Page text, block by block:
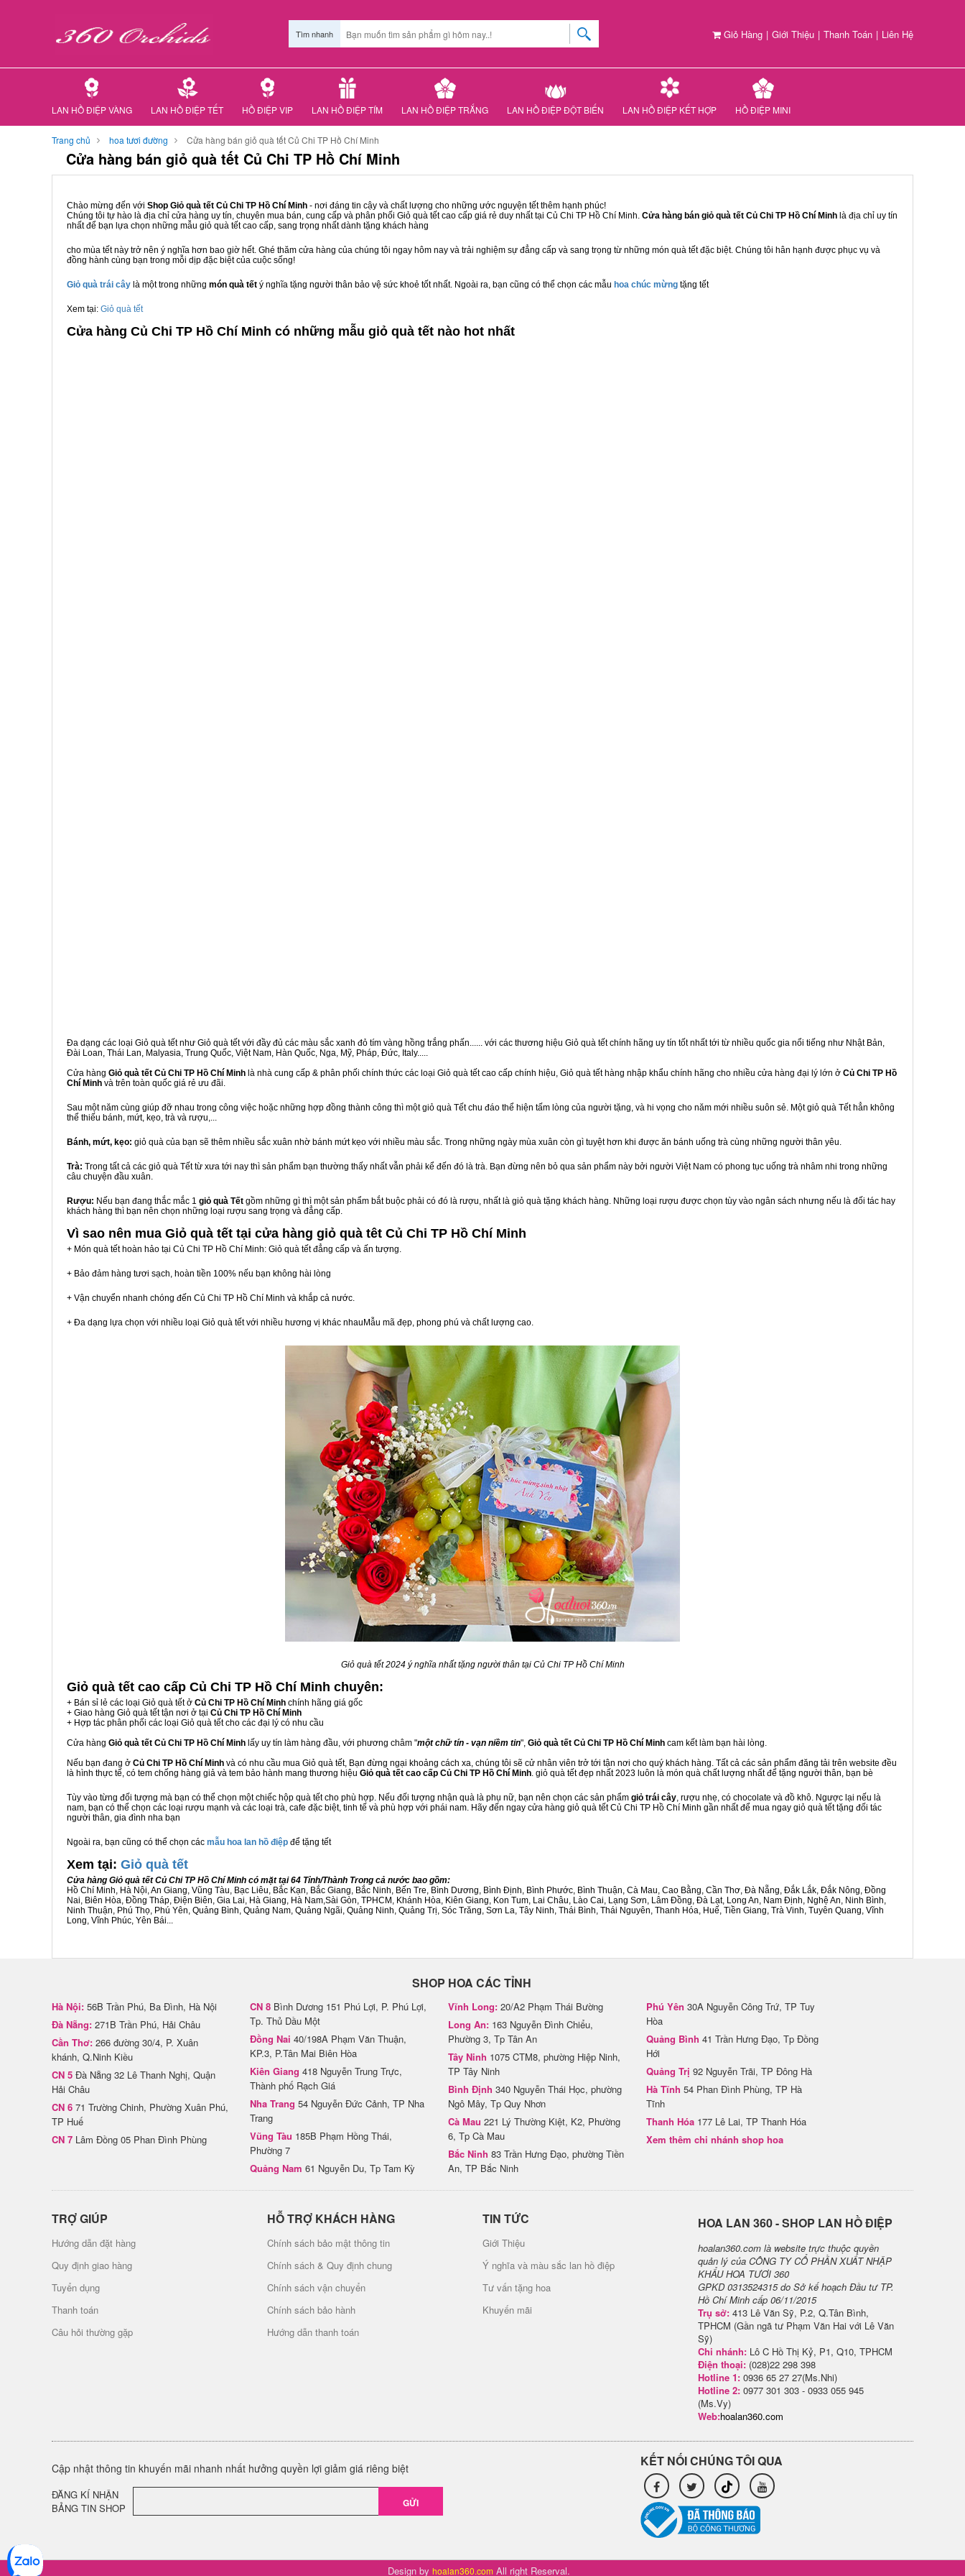
Giỏ Hàng | Giới Thiệu | Thanh Toán | Liên Hệ
Tìm nhanh
LAN HỒ ĐIỆP VÀNG LAN HỒ ĐIỆP TẾT HỒ ĐIỆP VIP LAN HỒ ĐIỆP TÍM LAN HỒ ĐIỆP TRẮNG LAN HỒ ĐIỆP ĐỘT BIẾN LAN HỒ ĐIỆP KẾT HỢP HỒ ĐIỆP MINI
Trang chủ hoa tươi đường Cửa hàng bán giỏ quà tết Củ Chi TP Hồ Chí Minh
Cửa hàng bán giỏ quà tết Củ Chi TP Hồ Chí Minh
Chào mừng đến với Shop Giỏ quà tết Củ Chi TP Hồ Chí Minh - nơi đáng tin cậy và chất lượng cho những ước nguyện tết thêm hạnh phúc!
Chúng tôi tự hào là địa chỉ cửa hàng uy tín, chuyên mua bán, cung cấp và phân phối Giỏ quà tết cao cấp giá rẻ duy nhất tại Củ Chi TP Hồ Chí Minh. Cửa hàng bán giỏ quà tết Củ Chi TP Hồ Chí Minh là địa chỉ uy tín
nhất để bạn lựa chọn những mẫu giỏ quà tết cao cấp, sang trọng nhất dành tặng khách hàng
cho mùa tết này trở nên ý nghĩa hơn bao giờ hết. Ghé thăm cửa hàng của chúng tôi ngay hôm nay và trải nghiệm sự đẳng cấp và sang trọng từ những món quà tết đặc biệt. Chúng tôi hân hạnh được phục vụ và
đồng hành cùng bạn trong mỗi dịp đặc biệt của cuộc sống!
Giỏ quà trái cây là một trong những món quà tết ý nghĩa tặng người thân bảo vệ sức khoẻ tốt nhất. Ngoài ra, bạn cũng có thể chọn các mẫu hoa chúc mừng tặng tết
Xem tại: Giỏ quà tết
Cửa hàng Củ Chi TP Hồ Chí Minh có những mẫu giỏ quà tết nào hot nhất
Đa dạng các loại Giỏ quà tết như Giỏ quà tết với đầy đủ các màu sắc xanh đỏ tím vàng hồng trắng phấn...... với các thương hiệu Giỏ quà tết chính hãng uy tín tốt nhất tới từ nhiều quốc gia nổi tiếng như Nhật Bản,
Đài Loan, Thái Lan, Malyasia, Trung Quốc, Việt Nam, Hàn Quốc, Nga, Mỹ, Pháp, Đức, Italy.....
Cửa hàng Giỏ quà tết Củ Chi TP Hồ Chí Minh là nhà cung cấp & phân phối chính thức các loại Giỏ quà tết cao cấp chính hiệu, Giỏ quà tết hàng nhập khẩu chính hãng cho nhiều cửa hàng đại lý lớn ở Củ Chi TP Hồ
Chí Minh và trên toàn quốc giá rẻ ưu đãi.
Sau một năm cùng giúp đỡ nhau trong công việc hoặc những hợp đồng thành công thì một giỏ quà Tết chu đáo thể hiện tấm lòng của người tặng, và hi vọng cho năm mới nhiều suôn sẻ. Một giỏ quà Tết hẳn không
thể thiếu bánh, mứt, kẹo, trà và rượu,...
Bánh, mứt, kẹo: giỏ quà của bạn sẽ thêm nhiều sắc xuân nhờ bánh mứt kẹo với nhiều màu sắc. Trong những ngày mùa xuân còn gì tuyệt hơn khi được ăn bánh uống trà cùng những người thân yêu.
Trà: Trong tất cả các giỏ quà Tết từ xưa tới nay thì sản phẩm bạn thường thấy nhất vẫn phải kể đến đó là trà. Bạn đừng nên bỏ qua sản phẩm này bởi người Việt Nam có phong tục uống trà nhâm nhi trong những
câu chuyện đầu xuân.
Rượu: Nếu bạn đang thắc mắc 1 giỏ quà Tết gồm những gì thì một sản phẩm bắt buộc phải có đó là rượu, nhất là giỏ quà tặng khách hàng. Những loại rượu được chọn tùy vào ngân sách nhưng nếu là đối tác hay
khách hàng thì bạn nên chọn những loại rượu sang trọng và đẳng cấp.
Vì sao nên mua Giỏ quà tết tại cửa hàng giỏ quà têt Củ Chi TP Hồ Chí Minh
+ Món quà tết hoàn hảo tại Củ Chi TP Hồ Chí Minh: Giỏ quà tết đẳng cấp và ấn tượng.
+ Bảo đảm hàng tươi sạch, hoàn tiền 100% nếu bạn không hài lòng
+ Vận chuyển nhanh chóng đến Củ Chi TP Hồ Chí Minh và khắp cả nước.
+ Đa dạng lựa chọn với nhiều loại Giỏ quà tết với nhiều hương vị khác nhauMẫu mã đẹp, phong phú và chất lượng cao.
Giỏ quà tết 2024 ý nghĩa nhất tặng người thân tại Củ Chi TP Hồ Chí Minh
Giỏ quà tết cao cấp Củ Chi TP Hồ Chí Minh chuyên:
+ Bán sỉ lẻ các loại Giỏ quà tết ở Củ Chi TP Hồ Chí Minh chính hãng giá gốc
+ Giao hàng Giỏ quà tết tận nơi ở tại Củ Chi TP Hồ Chí Minh
+ Hợp tác phân phối các loại Giỏ quà tết cho các đại lý có nhu cầu
Cửa hàng Giỏ quà tết Củ Chi TP Hồ Chí Minh lấy uy tín làm hàng đầu, với phương châm "một chữ tín - vạn niềm tin", Giỏ quà tết Củ Chi TP Hồ Chí Minh cam kết làm bạn hài lòng.
Nếu bạn đang ở Củ Chi TP Hồ Chí Minh và có nhu cầu mua Giỏ quà tết, Bạn đừng ngại khoảng cách xa, chúng tôi sẽ cử nhân viên trở tới tận nơi cho quý khách hàng. Tất cả các sản phẩm đăng tải trên website đều
là hình thực tế, có tem chống hàng giả và tem bảo hành mang thương hiệu Giỏ quà tết cao cấp Củ Chi TP Hồ Chí Minh. giỏ quà tết đẹp nhất 2023 luôn là món quà chất lượng nhất để tặng người thân, bạn bè
Tùy vào từng đối tượng mà bạn có thể chọn một chiếc hộp quà tết cho phù hợp. Nếu đối tượng nhận quà là phụ nữ, bạn nên chọn các sản phẩm giỏ trái cây, rượu nhẹ, có chocolate và đồ khô. Ngược lại nếu là
nam, bạn có thể chọn các loại rượu mạnh và các loại trà, cafe đặc biệt, tinh tế và phù hợp với phái nam. Hãy đến ngay cửa hàng giỏ quà tết Củ Chi TP Hồ Chí Minh gần nhất để mua ngay giỏ quà tết tặng đối tác
người thân, gia đình nha bạn
Ngoài ra, bạn cũng có thể chọn các mẫu hoa lan hồ điệp để tặng tết
Xem tại: Giỏ quà tết
Cửa hàng Giỏ quà tết Củ Chi TP Hồ Chí Minh có mặt tại 64 Tỉnh/Thành Trong cả nước bao gồm:
Hồ Chí Minh, Hà Nội, An Giang, Vũng Tàu, Bạc Liêu, Bắc Kạn, Bắc Giang, Bắc Ninh, Bến Tre, Bình Dương, Bình Định, Bình Phước, Bình Thuận, Cà Mau, Cao Bằng, Cần Thơ, Đà Nẵng, Đắk Lắk, Đắk Nông, Đồng
Nai, Biên Hòa, Đồng Tháp, Điện Biên, Gia Lai, Hà Giang, Hà Nam,Sài Gòn, TPHCM, Khánh Hòa, Kiên Giang, Kon Tum, Lai Châu, Lào Cai, Lạng Sơn, Lâm Đồng, Đà Lạt, Long An, Nam Định, Nghệ An, Ninh Bình,
Ninh Thuận, Phú Thọ, Phú Yên, Quảng Bình, Quảng Nam, Quảng Ngãi, Quảng Ninh, Quảng Trị, Sóc Trăng, Sơn La, Tây Ninh, Thái Bình, Thái Nguyên, Thanh Hóa, Huế, Tiền Giang, Trà Vinh, Tuyên Quang, Vĩnh
Long, Vĩnh Phúc, Yên Bái...
SHOP HOA CÁC TỈNH
Hà Nội: 56B Trần Phú, Ba Đình, Hà Nội
Đà Nẵng: 271B Trần Phú, Hải Châu
Cần Thơ: 266 đường 30/4, P. Xuân
khánh, Q.Ninh Kiều
CN 5 Đà Nẵng 32 Lê Thanh Nghị, Quận
Hải Châu
CN 6 71 Trường Chinh, Phường Xuân Phú,
TP Huế
CN 7 Lâm Đồng 05 Phan Đình Phùng
CN 8 Bình Dương 151 Phú Lợi, P. Phú Lợi,
Tp. Thủ Dầu Một
Đồng Nai 40/198A Phạm Văn Thuận,
KP.3, P.Tân Mai Biên Hòa
Kiên Giang 418 Nguyễn Trung Trực,
Thành phố Rạch Giá
Nha Trang 54 Nguyễn Đức Cảnh, TP Nha
Trang
Vũng Tàu 185B Phạm Hồng Thái,
Phường 7
Quảng Nam 61 Nguyễn Du, Tp Tam Kỳ
Vĩnh Long: 20/A2 Phạm Thái Bường
Long An: 163 Nguyễn Đình Chiểu,
Phường 3, Tp Tân An
Tây Ninh 1075 CTM8, phường Hiệp Ninh,
TP Tây Ninh
Bình Định 340 Nguyễn Thái Học, phường
Ngô Mây, Tp Quy Nhơn
Cà Mau 221 Lý Thường Kiệt, K2, Phường
6, Tp Cà Mau
Bắc Ninh 83 Trần Hưng Đạo, phường Tiền
An, TP Bắc Ninh
Phú Yên 30A Nguyễn Công Trứ, TP Tuy
Hòa
Quảng Bình 41 Trần Hưng Đạo, Tp Đồng
Hới
Quảng Trị 92 Nguyễn Trãi, TP Đông Hà
Hà Tĩnh 54 Phan Đình Phùng, TP Hà
Tĩnh
Thanh Hóa 177 Lê Lai, TP Thanh Hóa
Xem thêm chi nhánh shop hoa
TRỢ GIÚP
Hướng dẫn đặt hàng
Quy định giao hàng
Tuyển dụng
Thanh toán
Câu hỏi thường gặp
HỖ TRỢ KHÁCH HÀNG
Chính sách bảo mật thông tin
Chính sách & Quy định chung
Chính sách vận chuyển
Chính sách bảo hành
Hướng dẫn thanh toán
TIN TỨC
Giới Thiệu
Ý nghĩa và màu sắc lan hồ điệp
Tư vấn tặng hoa
Khuyến mãi
H​OA LAN 360 - SHOP LAN HỒ ĐIỆP
hoalan360.com là website trực thuộc quyền
quản lý của CÔNG TY CỔ PHẦN XUẤT NHẬP
KHẨU HOA TƯƠI 360
GPKD 0313524315 do Sở kế hoạch Đầu tư TP.
Hồ Chí Minh cấp 06/11/2015
Trụ sở: 413 Lê Văn Sỹ, P.2, Q.Tân Bình,
TPHCM (Gần ngã tư Phạm Văn Hai với Lê Văn
Sỹ)
Chi nhánh: Lô C Hồ Thị Kỷ, P1, Q10, TPHCM
Điện thoại: (028)22 298 398
Hotline 1: 0936 65 27 27(Ms.Nhi)
Hotline 2: 0977 301 303 - 0933 055 945
(Ms.Vy)
Web:hoalan360.com
Cập nhật thông tin khuyến mãi nhanh nhất hưởng quyền lợi giảm giá riêng biệt
ĐĂNG KÍ NHẬN
BẢNG TIN SHOP
GỬI
KẾT NỐI CHÚNG TÔI QUA
Design by hoalan360.com All right Reserval.